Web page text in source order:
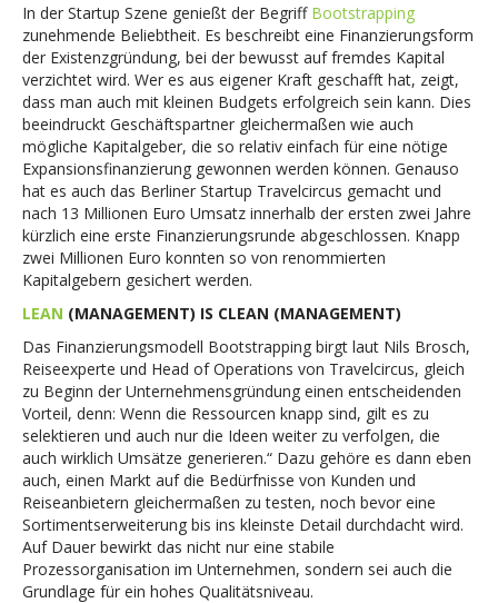
In der Startup Szene genießt der Begriff Bootstrapping
zunehmende Beliebtheit. Es beschreibt eine Finanzierungsform
der Existenzgründung, bei der bewusst auf fremdes Kapital
verzichtet wird. Wer es aus eigener Kraft geschafft hat, zeigt,
dass man auch mit kleinen Budgets erfolgreich sein kann. Dies
beeindruckt Geschäftspartner gleichermaßen wie auch
mögliche Kapitalgeber, die so relativ einfach für eine nötige
Expansionsfinanzierung gewonnen werden können. Genauso
hat es auch das Berliner Startup Travelcircus gemacht und
nach 13 Millionen Euro Umsatz innerhalb der ersten zwei Jahre
kürzlich eine erste Finanzierungsrunde abgeschlossen. Knapp
zwei Millionen Euro konnten so von renommierten
Kapitalgebern gesichert werden.
LEAN (MANAGEMENT) IS CLEAN (MANAGEMENT)
Das Finanzierungsmodell Bootstrapping birgt laut Nils Brosch,
Reiseexperte und Head of Operations von Travelcircus, gleich
zu Beginn der Unternehmensgründung einen entscheidenden
Vorteil, denn: Wenn die Ressourcen knapp sind, gilt es zu
selektieren und auch nur die Ideen weiter zu verfolgen, die
auch wirklich Umsätze generieren.“ Dazu gehöre es dann eben
auch, einen Markt auf die Bedürfnisse von Kunden und
Reiseanbietern gleichermaßen zu testen, noch bevor eine
Sortimentserweiterung bis ins kleinste Detail durchdacht wird.
Auf Dauer bewirkt das nicht nur eine stabile
Prozessorganisation im Unternehmen, sondern sei auch die
Grundlage für ein hohes Qualitätsniveau.